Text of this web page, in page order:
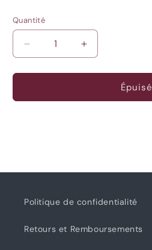
Quantité
Quantité
Réduire
la
quantité
Classic
Augmenter
la
quantité
Classic
Épuisé
Politique de confidentialité
Retours et Remboursements